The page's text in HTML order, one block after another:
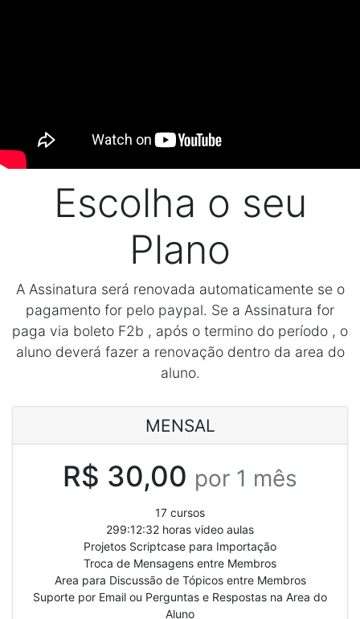
Escolha o seu
Plano
A Assinatura será renovada automaticamente se o
pagamento for pelo paypal. Se a Assinatura for
paga via boleto F2b , após o termino do período , o
aluno deverá fazer a renovação dentro da area do
aluno.
MENSAL
R$ 30,00 por 1 mês
17 cursos
299:12:32 horas video aulas
Projetos Scriptcase para Importação
Troca de Mensagens entre Membros
Area para Discussão de Tópicos entre Membros
Suporte por Email ou Perguntas e Respostas na Area do
Aluno